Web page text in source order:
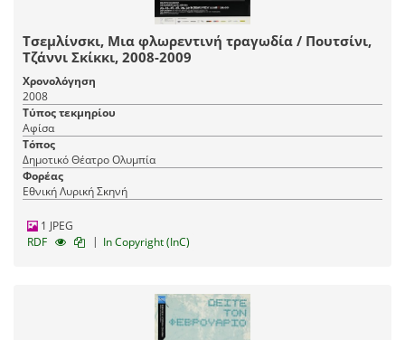
Τσεμλίνσκι, Μια φλωρεντινή τραγωδία / Πουτσίνι,
Τζάννι Σκίκκι, 2008-2009
Χρονολόγηση
2008
Τύπος τεκμηρίου
Αφίσα
Τόπος
Δημοτικό Θέατρο Ολυμπία
Φορέας
Εθνική Λυρική Σκηνή
1 JPEG
RDF
| In Copyright (InC)